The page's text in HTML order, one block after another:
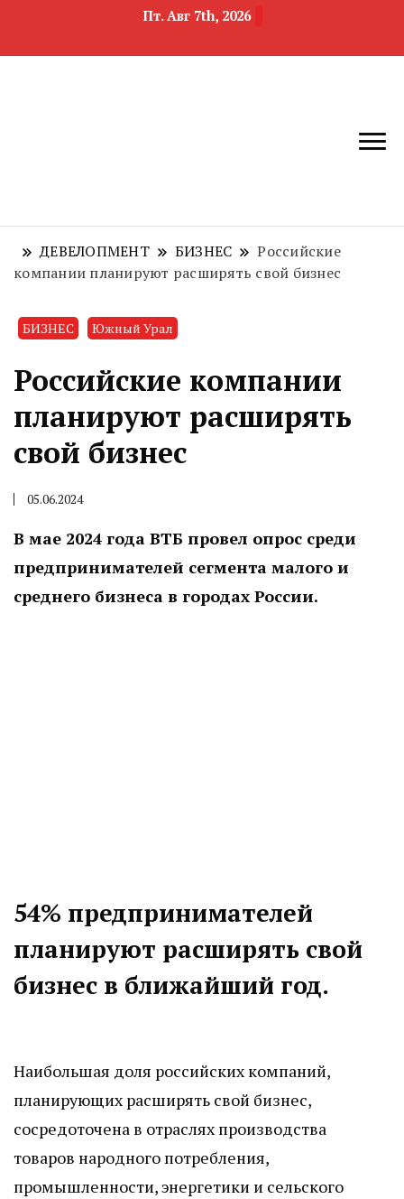
Пт. Авг 7th, 2026
область
недвижимости
ДЕВЕЛОПМЕНТ БИЗНЕС
Российские
компании планируют расширять свой бизнес
БИЗНЕС Южный Урал
Российские компании
планируют расширять
свой бизнес
05.06.2024
В мае 2024 года ВТБ провел опрос среди
предпринимателей сегмента малого и
среднего бизнеса в городах России.
54% предпринимателей
планируют расширять свой
бизнес в ближайший год.
Наибольшая доля российских компаний,
планирующих расширять свой бизнес,
сосредоточена в отраслях производства
товаров народного потребления,
промышленности, энергетики и сельского